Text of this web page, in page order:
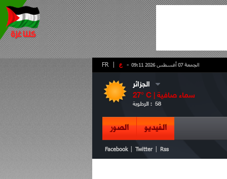
- ع FR الجمعة 07 أغسطس 2026 09:11
الجزائر
27° C | سماء صافية
الرطوبة : 58
الفيديو الصور
Facebook Twitter Rss